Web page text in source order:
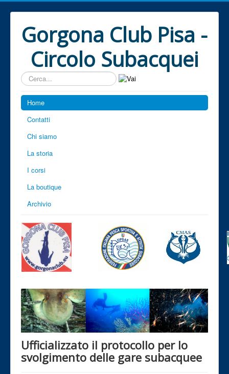
Gorgona Club Pisa -
Circolo Subacquei
Cerca...
Home
Contatti
Chi siamo
La storia
I corsi
La boutique
Archivio
Ufficializzato il protocollo per lo
svolgimento delle gare subacquee